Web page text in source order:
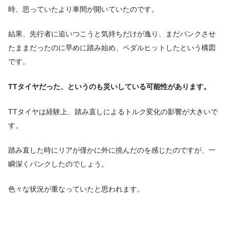
時、思っていたより車間が開いていたのです。
結果、先行者に追いつこうと気持ちだけが逸り、まだバンクさせ
たままだったのに早めに踏み始め、ペダルヒットしたという構図
です。
TTタイヤだった、というのも災いしている可能性があります。
TTタイヤは経験上、踏み直しによるトルク変化の影響が大きいで
す。
踏み直した時にリアが僅かに外に撓んだのを感じたのですが、一
瞬深くバンクしたのでしょう。
色々な状況が重なっていたと思われます。